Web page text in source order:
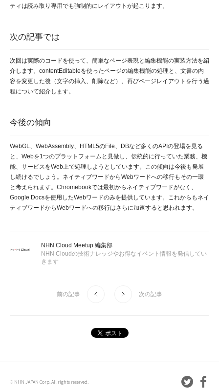
ティは読み取り専用でも強制的にレイアウトが起こります。
次の記事では
次回は実際のコードを使って、簡単なページ表現と編集機能の実装方法を紹
介します。contentEditableを使ったページの編集機能の処理と、文書の内
容を変更した後（文字の挿入、削除など）、再びページレイアウトを行う過
程について紹介します。
今後の傾向
WebGL、WebAssembly、HTML5のFile、DBなど多くのAPIの登場を見る
と、Webを1つのプラットフォームと見做し、伝統的に行っていた業務、機
能、サービスをWeb上で処理しようとしています。この傾向は今後も発展
し続けるでしょう。ネイティブワードからWebワードへの移行もその一環
と考えられます。Chromebookでは最初からネイティブワードがなく、
Google Docsを使用したWebワードのみを提供しています。これからもネイ
ティブワードからWebワードへの移行はさらに加速すると思われます。
NHN Cloud Meetup 編集部
NHN Cloudの技術ナレッジやお得なイベント情報を発信してい
きます
前の記事 次の記事
© NHN JAPAN Corp. All rights reserved.